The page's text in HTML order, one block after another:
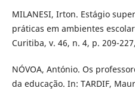
MILANESI, Irton. Estágio
práticas em ambientes
Curitiba, v. 46, n. 4, p. 209-
NÓVOA, António. Os
da educação. In: TARDIF,